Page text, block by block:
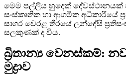
මෙම පල්ලිය හුදෙක්
සංස්කෘතික හා ආගමික අධිකාරියේ
සාගර වෙරළ තීරයේ ලන්දේසි
සලකුණක් ද විය.
බ්‍රිතාන්‍ය වෙනස්කම්:
මුද්‍රාව